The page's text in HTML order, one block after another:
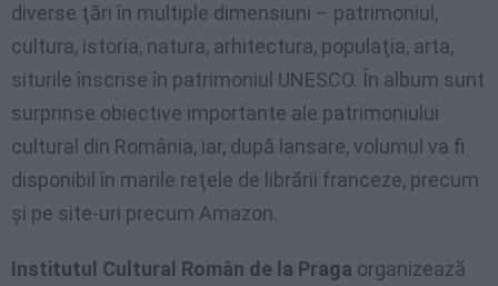
diverse ţări în multiple dimensiuni – patrimoniul,
cultura, istoria, natura, arhitectura, populaţia, arta,
siturile înscrise în patrimoniul UNESCO. În album sunt
surprinse obiective importante ale patrimoniului
cultural din România, iar, după lansare, volumul va fi
disponibil în marile reţele de librării franceze, precum
şi pe site-uri precum Amazon.
Institutul Cultural Român de la Praga organizează